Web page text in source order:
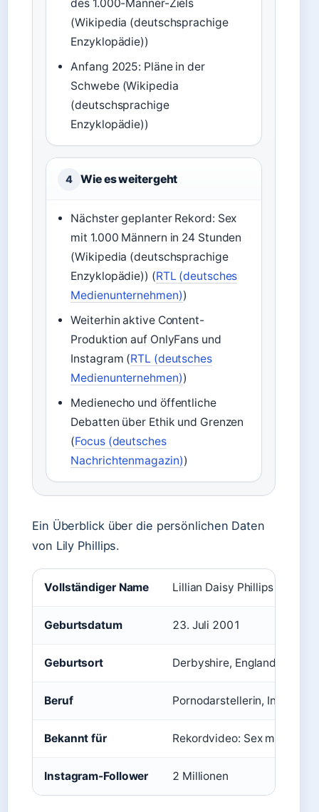
des 1.000-Männer-Ziels
(Wikipedia (deutschsprachige
Enzyklopädie))
Anfang 2025: Pläne in der
Schwebe (Wikipedia
(deutschsprachige
Enzyklopädie))
4 Wie es weitergeht
Nächster geplanter Rekord: Sex
mit 1.000 Männern in 24 Stunden
(Wikipedia (deutschsprachige
Enzyklopädie)) (RTL (deutsches
Medienunternehmen))
Weiterhin aktive Content-
Produktion auf OnlyFans und
Instagram (RTL (deutsches
Medienunternehmen))
Medienecho und öffentliche
Debatten über Ethik und Grenzen
(Focus (deutsches
Nachrichtenmagazin))
Ein Überblick über die persönlichen Daten
von Lily Phillips.
Vollständiger Name Lillian Daisy Phillips
Geburtsdatum 23. Juli 2001
Geburtsort Derbyshire, England
Beruf Pornodarstellerin,
Bekannt für Rekordvideo: Sex mit 101
Instagram-Follower 2 Millionen